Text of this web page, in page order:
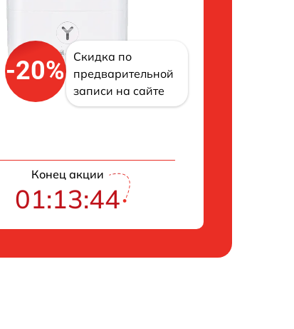
-20%
Скидка по
предварительной
записи на сайте
Конец акции
01:13:43